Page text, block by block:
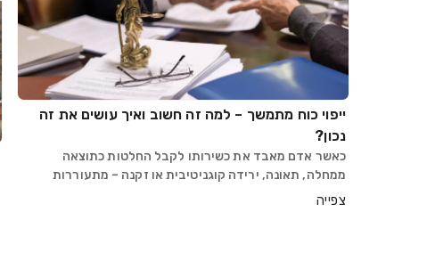
ייפוי כוח מתמשך – למה זה חשוב ואיך עושים את זה
נכון?
כאשר אדם מאבד את כשירותו לקבל החלטות כתוצאה
ממחלה, תאונה, ירידה קוגניטיבית או זקנה – מתעוררות
שאלות קשות: מי ינהל את כספיו? מי יחליט על טיפולים
צפייה